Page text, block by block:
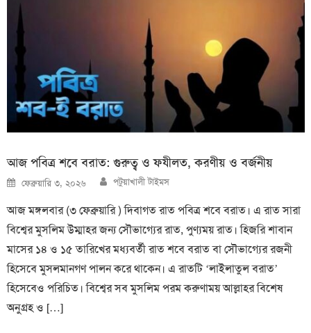
আজ পবিত্র শবে বরাত: গুরুত্ব ও ফযীলত, করণীয় ও বর্জনীয়
Posted
on
ফেব্রুয়ারি ৩, ২০২৬ Author
পটুয়াখালী টাইমস
আজ মঙ্গলবার (৩ ফেব্রুয়ারি ) দিবাগত রাত পবিত্র শবে বরাত। এ রাত সারা
বিশ্বের মুসলিম উম্মাহর জন্য সৌভাগ্যের রাত, পুণ্যময় রাত। হিজরি শাবান
মাসের ১৪ ও ১৫ তারিখের মধ্যবর্তী রাত শবে বরাত বা সৌভাগ্যের রজনী
হিসেবে মুসলমানগণ পালন করে থাকেন। এ রাতটি ‘লাইলাতুল বরাত’
হিসেবেও পরিচিত। বিশ্বের সব মুসলিম পরম করুণাময় আল্লাহর বিশেষ
অনুগ্রহ ও […]